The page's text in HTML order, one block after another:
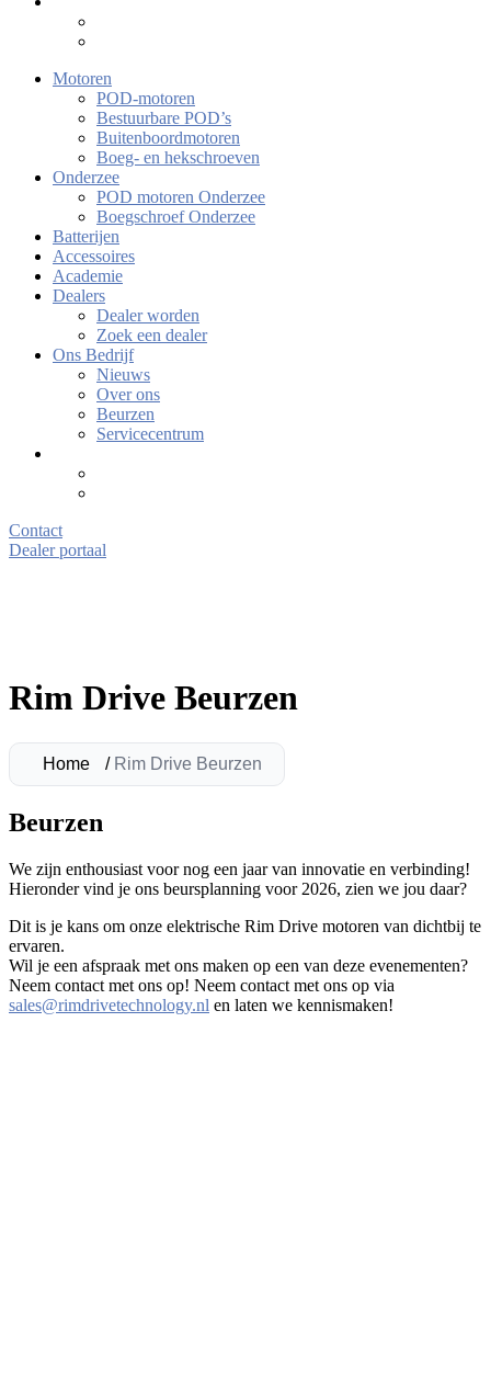
Motoren
POD-motoren
Bestuurbare POD’s
Buitenboordmotoren
Boeg- en hekschroeven
Onderzee
POD motoren Onderzee
Boegschroef Onderzee
Batterijen
Accessoires
Academie
Dealers
Dealer worden
Zoek een dealer
Ons Bedrijf
Nieuws
Over ons
Beurzen
Servicecentrum
Contact
Dealer portaal
Rim Drive Beurzen
Home / Rim Drive Beurzen
Beurzen
We zijn enthousiast voor nog een jaar van innovatie en verbinding!
Hieronder vind je ons beursplanning voor 2026, zien we jou daar?
Dit is je kans om onze elektrische Rim Drive motoren van dichtbij te
ervaren.
Wil je een afspraak met ons maken op een van deze evenementen?
Neem contact met ons op! Neem contact met ons op via
sales@rimdrivetechnology.nl en laten we kennismaken!